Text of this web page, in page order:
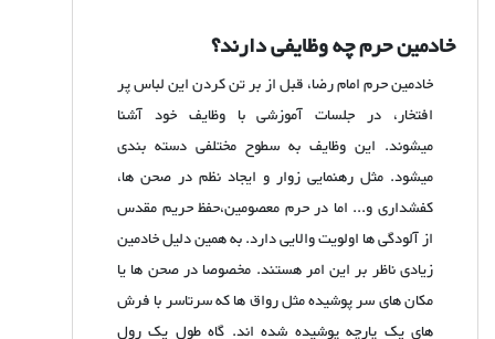
خادمین حرم چه وظایفی دارند؟
خادمین حرم امام رضا، قبل از بر تن کردن این لباس پر
افتخار، در جلسات آموزشی با وظایف خود آشنا
میشوند. این وظایف به سطوح مختلفی دسته بندی
میشود. مثل رهنمایی زوار و ایجاد نظم در صحن ها،
کفشداری و... اما در حرم معصومین،حفظ حریم مقدس
از آلودگی ها اولویت والایی دارد. به همین دلیل خادمین
زیادی ناظر بر این امر هستند. مخصوصا در صحن ها یا
مکان های سر پوشیده مثل رواق ها که سرتاسر با فرش
های یک پارچه پوشیده شده اند. گاه طول یک رول